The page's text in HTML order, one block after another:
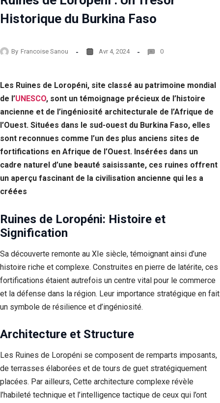
Historique du Burkina Faso
By Francoise Sanou Avr 4, 2024 0
Les Ruines de Loropéni, site classé au patrimoine mondial
de l’UNESCO, sont un témoignage précieux de l’histoire
ancienne et de l’ingéniosité architecturale de l’Afrique de
l’Ouest. Situées dans le sud-ouest du Burkina Faso, elles
sont reconnues comme l’un des plus anciens sites de
fortifications en Afrique de l’Ouest. Insérées dans un
cadre naturel d’une beauté saisissante, ces ruines offrent
un aperçu fascinant de la civilisation ancienne qui les a
créées
Ruines de Loropéni: Histoire et
Signification
Sa découverte remonte au XIe siècle, témoignant ainsi d’une
histoire riche et complexe. Construites en pierre de latérite, ces
fortifications étaient autrefois un centre vital pour le commerce
et la défense dans la région. Leur importance stratégique en fait
un symbole de résilience et d’ingéniosité.
Architecture et Structure
Les Ruines de Loropéni se composent de remparts imposants,
de terrasses élaborées et de tours de guet stratégiquement
placées. Par ailleurs, Cette architecture complexe révèle
l’habileté technique et l’intelligence tactique de ceux qui l’ont